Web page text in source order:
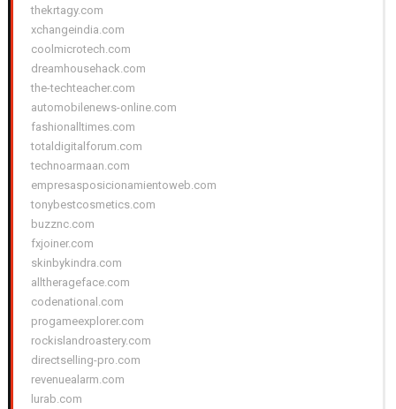
thekrtagy.com
xchangeindia.com
coolmicrotech.com
dreamhousehack.com
the-techteacher.com
automobilenews-online.com
fashionalltimes.com
totaldigitalforum.com
technoarmaan.com
empresasposicionamientoweb.com
tonybestcosmetics.com
buzznc.com
fxjoiner.com
skinbykindra.com
alltherageface.com
codenational.com
progameexplorer.com
rockislandroastery.com
directselling-pro.com
revenuealarm.com
lurab.com